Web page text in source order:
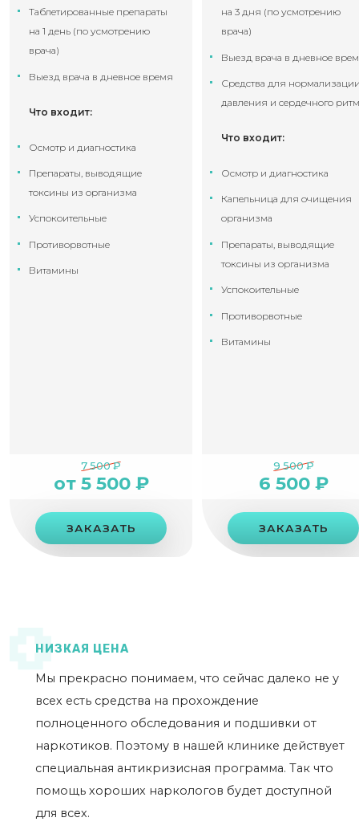
Таблетированные препараты
на 1 день (по усмотрению
врача)
Выезд врача в дневное время
Что входит:
Осмотр и диагностика
Препараты, выводящие
токсины из организма
Успокоительные
Противорвотные
Витамины
7 500 ₽
от 5 500 ₽
ЗАКАЗАТЬ
на 3 дня (по усмотрению
врача)
Выезд врача в дневное
Средства для
давления и сердечного
Что входит:
Осмотр и диагностика
Капельница для очищения
организма
Препараты, выводящие
токсины из организма
Успокоительные
Противорвотные
Витамины
9 500 ₽
6 500 ₽
ЗАКАЗАТЬ
НИЗКАЯ ЦЕНА
Мы прекрасно понимаем, что сейчас далеко не у
всех есть средства на прохождение
полноценного обследования и подшивки от
наркотиков. Поэтому в нашей клинике действует
специальная антикризисная программа. Так что
помощь хороших наркологов будет доступной
для всех.